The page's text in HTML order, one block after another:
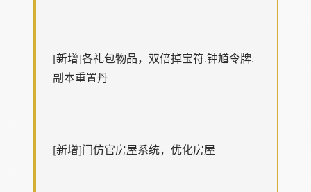
[新增]各礼包物品，双倍掉宝符.钟馗令牌.
副本重置丹
[新增]门仿官房屋系统，优化房屋